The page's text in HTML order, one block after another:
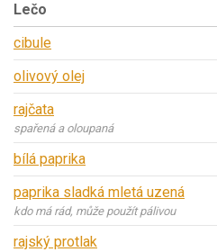
Lečo
cibule
olivový olej
rajčata
spařená a oloupaná
bílá paprika
paprika sladká mletá uzená
kdo má rád, může použít pálivou
rajský protlak